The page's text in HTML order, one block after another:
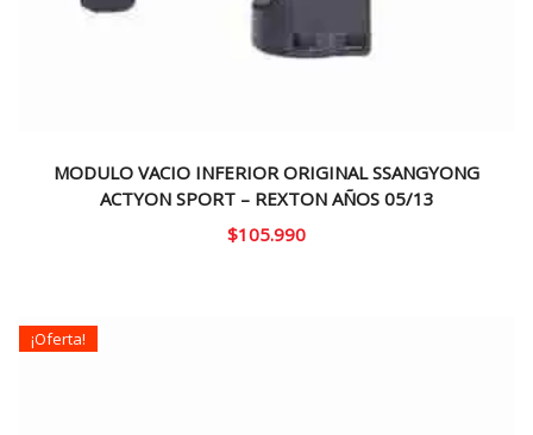
MODULO VACIO INFERIOR ORIGINAL SSANGYONG
ACTYON SPORT – REXTON AÑOS 05/13
$105.990
¡Oferta!